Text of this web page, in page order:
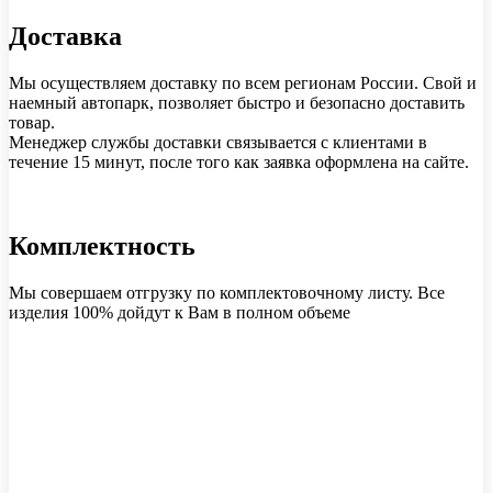
Доставка
Мы осуществляем доставку по всем регионам России. Свой и
наемный автопарк, позволяет быстро и безопасно доставить
товар.
Менеджер службы доставки связывается с клиентами в
течение 15 минут, после того как заявка оформлена на сайте.
Комплектность
Мы совершаем отгрузку по комплектовочному листу. Все
изделия 100% дойдут к Вам в полном объеме